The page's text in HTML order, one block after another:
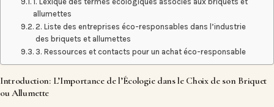
allumettes
2. Liste des entreprises éco-responsables dans l’industrie
des briquets et allumettes
3. Ressources et contacts pour un achat éco-responsable
Introduction: L’Importance de l’Écologie dans le Choix de son Briquet
ou Allumette